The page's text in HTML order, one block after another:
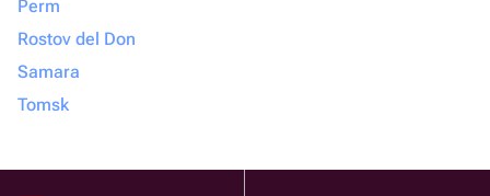
Perm
Rostov del Don
Samara
Tomsk